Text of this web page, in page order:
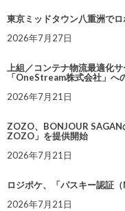
東京ミッドタウン八重洲で
2026年7月27日
上組／コンテナ物流最適化
「OneStream株式会社」へ
2026年7月21日
ZOZO、BONJOUR
ZOZO」を提供開始
2026年7月21日
ロジポケ、「パスキー認証
2026年7月21日